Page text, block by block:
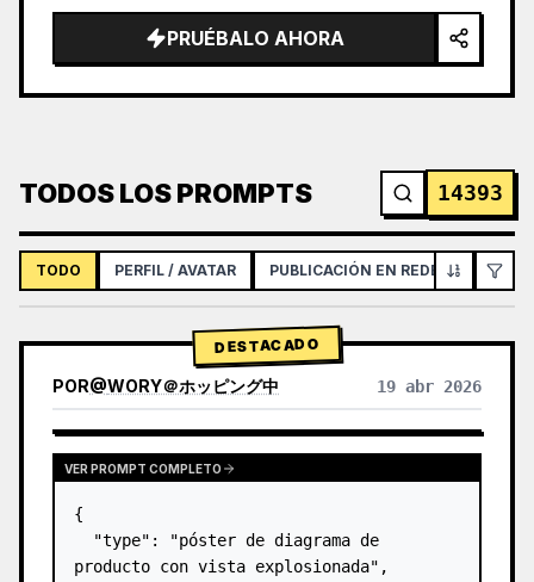
PRUÉBALO AHORA
TODOS LOS PROMPTS 14393
TODO PERFIL / AVATAR PUBLICACIÓN EN REDES SOCIALES
DESTACADO
POR@WORY＠ホッピング中 19 abr 2026
VER PROMPT COMPLETO
{
  "type": "póster de diagrama de
producto con vista explosionada",